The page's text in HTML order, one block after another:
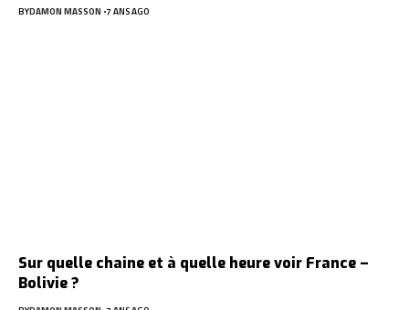
BYDAMON MASSON 7 ANS AGO
Sur quelle chaine et à quelle heure voir France –
Bolivie ?